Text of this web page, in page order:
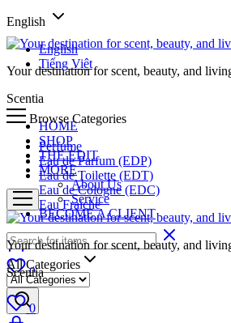
English
English
Tiếng Việt
Your destination for scent, beauty, and
Scentia
HOME
SHOP
THE EDIT
MORE
About Us
Service
BECOME A CLIENT
0
Browse Categories
Perfume
Eau de Parfum (EDP)
Eau de Toilette (EDT)
Eau de Cologne (EDC)
Eau Fraiche
All Categories
Your destination for scent, beauty, and
Scentia
0